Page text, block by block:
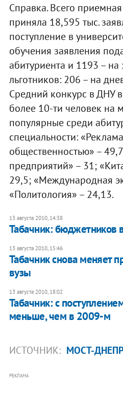
Справка. Всего
приняла 18,595 тыс.
поступление в
обучения заявления
абитуриента и 1193 –
льготников: 206 – на
Средний конкурс в ДНУ в
более 10-ти человек на
популярные среди
специальности:
общественностью» –
предприятий» – 31;
29,5; «Международная
«Политология» – 24,13.
13 августа 2010, 14:38
Табачник: бюджетников
13 августа 2010, 15:46
Табачник снова меняет
вузы
13 августа 2010, 18:02
Табачник: с
меньше, чем в 2009-м
ИСТОЧНИК: МОСТ-
РЕКЛАМА